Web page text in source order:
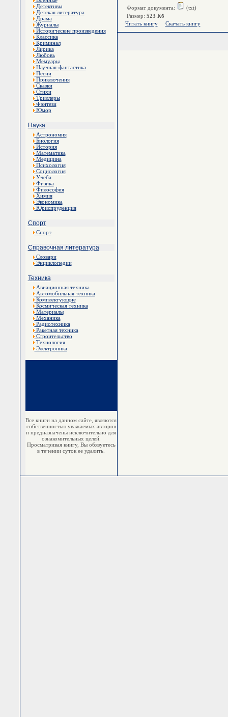
Детективы
Детская литература
Драма
Журналы
Исторические произведения
Классика
Криминал
Лирика
Любовь
Мемуары
Научная-фантастика
Песни
Приключения
Сказки
Стихи
Триллеры
Фэнтези
Юмор
Наука
Астрономия
Биология
История
Математика
Медицина
Психология
Социология
Учеба
Физика
Философия
Химия
Экономика
Юриспруденция
Спорт
Спорт
Справочная литература
Словари
Энциклопедии
Техника
Авиационная техника
Автомобильная техника
Комплектующие
Космическая техника
Материалы
Механика
Радиотехника
Ракетная техника
Строительство
Технология
Электроника
Все книги на данном сайте, являются
собственностью уважаемых авторов
и предназначены исключительно для
ознакомительных целей.
Просматривая книгу, Вы обязуетесь
в течении суток ее удалить.
Формат документа:
(txt)
Размер: 523 Кб
Читать книгу
Скачать книгу